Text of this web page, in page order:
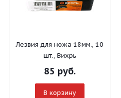
Лезвия для ножа 18мм., 10
шт., Вихрь
85 руб.
В корзину